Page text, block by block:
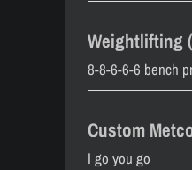
Weightlifting
8-8-6-6-6 bench
Custom
I go you go